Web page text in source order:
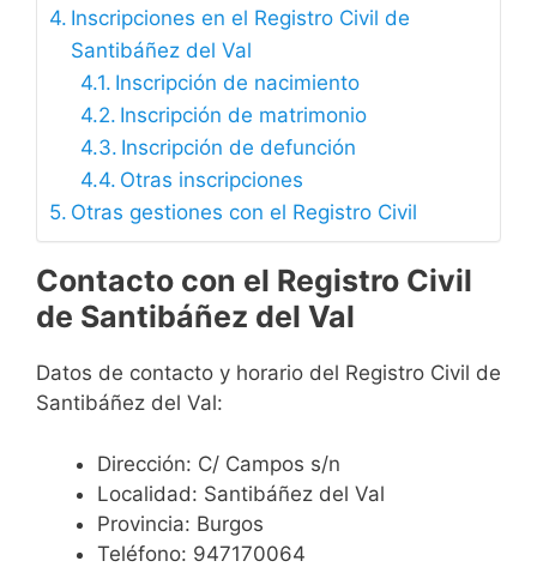
Inscripciones en el Registro Civil de
Santibáñez del Val
Inscripción de nacimiento
Inscripción de matrimonio
Inscripción de defunción
Otras inscripciones
Otras gestiones con el Registro Civil
Contacto con el Registro Civil
de Santibáñez del Val
Datos de contacto y horario del Registro Civil de
Santibáñez del Val:
Dirección: C/ Campos s/n
Localidad: Santibáñez del Val
Provincia: Burgos
Teléfono: 947170064